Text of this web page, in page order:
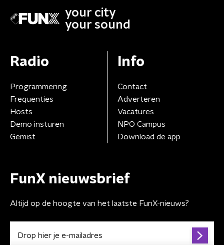
your city
your sound
Radio
Programmering
Frequenties
Hosts
Demo insturen
Gemist
Info
Contact
Adverteren
Vacatures
NPO Campus
Download de app
FunX nieuwsbrief
Altijd op de hoogte van het laatste FunX-nieuws?